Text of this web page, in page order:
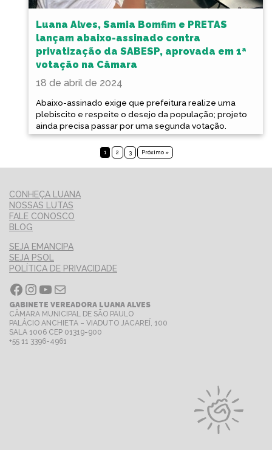
Luana Alves, Samia Bomfim e PRETAS
lançam abaixo-assinado contra
privatização da SABESP, aprovada em 1ª
votação na Câmara
18 de abril de 2024
Abaixo-assinado exige que prefeitura realize uma
plebiscito e respeite o desejo da população; projeto
ainda precisa passar por uma segunda votação.
1 2 3 Próximo »
CONHEÇA LUANA
NOSSAS LUTAS
FALE CONOSCO
BLOG
SEJA EMANCIPA
SEJA PSOL
POLÍTICA DE PRIVACIDADE
Facebook InstagramYoutube E-mail
GABINETE VEREADORA LUANA ALVES
CÂMARA MUNICIPAL DE SÃO PAULO
PALÁCIO ANCHIETA – VIADUTO JACAREÍ, 100
SALA 1006 CEP 01319-900
+55 11 3396-4961